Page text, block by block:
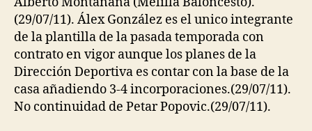
(29/07/11). Álex González es el unico integrante
de la plantilla de la pasada temporada con
contrato en vigor aunque los planes de la
Dirección Deportiva es contar con la base de la
casa añadiendo 3-4 incorporaciones.(29/07/11).
No continuidad de Petar Popovic.(29/07/11).